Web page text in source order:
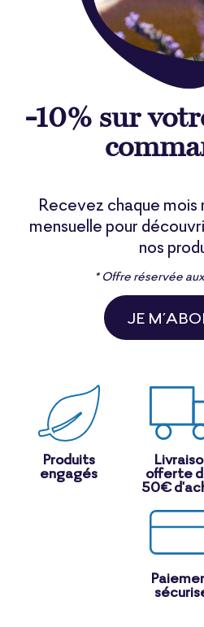
-10% sur
Recevez chaque
mensuelle pour
nos
* Offre réservée
JE
Produits
engagés offerte
50€